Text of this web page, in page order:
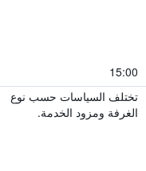
15:00
تختلف السياسات حسب نوع
الغرفة ومزود الخدمة.